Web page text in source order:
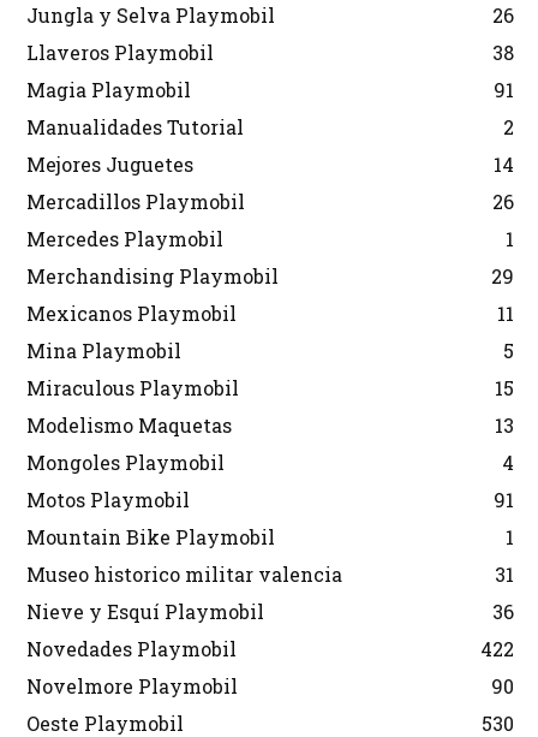
Jungla y Selva Playmobil
26
Llaveros Playmobil
38
Magia Playmobil
91
Manualidades Tutorial
2
Mejores Juguetes
14
Mercadillos Playmobil
26
Mercedes Playmobil
1
Merchandising Playmobil
29
Mexicanos Playmobil
11
Mina Playmobil
5
Miraculous Playmobil
15
Modelismo Maquetas
13
Mongoles Playmobil
4
Motos Playmobil
91
Mountain Bike Playmobil
1
Museo historico militar valencia
31
Nieve y Esquí Playmobil
36
Novedades Playmobil
422
Novelmore Playmobil
90
Oeste Playmobil
530